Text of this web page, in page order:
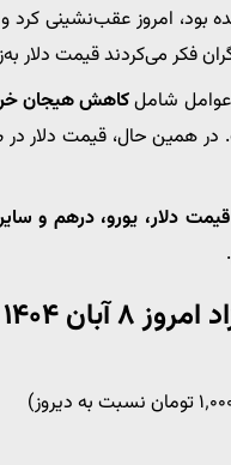
بود، امروز عقب‌نشینی کرد
فکر می‌کردند قیمت دلار
عوامل شاملکاهش هیجان
همین حال، قیمت دلار در
قیمت دلار، یورو، درهم و
چقدر شد؟